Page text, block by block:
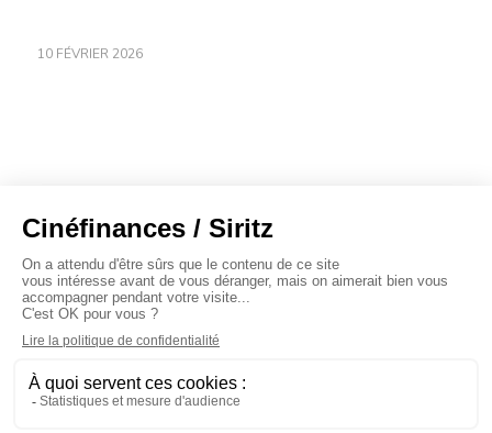
10 FÉVRIER 2026
À propos
Baromètres
Cinéscoop
Éditorial
Le Carrefour